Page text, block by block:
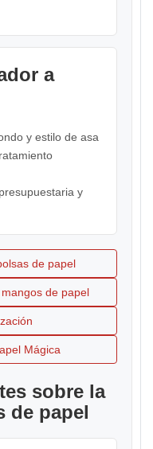
a
y estilo de asa
y
de papel
de papel
Mágica
sobre la
de papel